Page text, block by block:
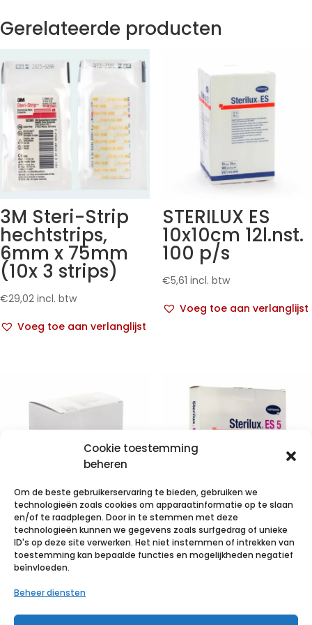
Cookie toestemming
beheren
Om de beste gebruikerservaring te bieden, gebruiken we
technologieën zoals cookies om apparaatinformatie op te slaan
en/of te raadplegen. Door in te stemmen met deze
technologieën kunnen we gegevens zoals surfgedrag of unieke
ID's op deze site verwerken. Het niet instemmen of intrekken van
toestemming kan bepaalde functies en mogelijkheden negatief
beïnvloeden.
Beheer diensten
Gerelateerde producten
3M Steri-Strip
hechtstrips,
6mm x 75mm
(10x 3 strips)
€29,02 incl. btw
Voeg toe aan verlanglijst
STERILUX ES
10x10cm 12l.nst.
100 p/s
€5,61 incl. btw
Voeg toe aan verlanglijst
STERILUX ES
7,5×7,5cm 8l.st.
25×2 p/s
STERILUX ES5-
10x10cm 8pl 12x